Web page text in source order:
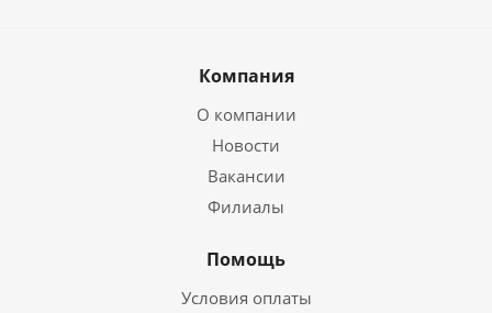
Компания
О компании
Новости
Вакансии
Филиалы
Помощь
Условия оплаты